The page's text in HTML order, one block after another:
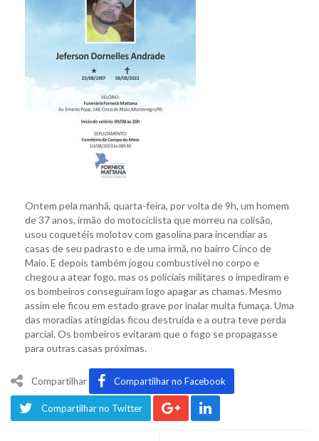
Ontem pela manhã, quarta-feira, por volta de 9h, um homem
de 37 anos, irmão do motociclista que morreu na colisão,
usou coquetéis molotov com gasolina para incendiar as
casas de seu padrasto e de uma irmã, no bairro Cinco de
Maio. E depois também jogou combustível no corpo e
chegou a atear fogo, mas os policiais militares o impediram e
os bombeiros conseguiram logo apagar as chamas. Mesmo
assim ele ficou em estado grave por inalar muita fumaça. Uma
das moradias atingidas ficou destruída e a outra teve perda
parcial. Os bombeiros evitaram que o fogo se propagasse
para outras casas próximas.
Compartilhar Compartilhar no Facebook
Compartilhar no Twitter